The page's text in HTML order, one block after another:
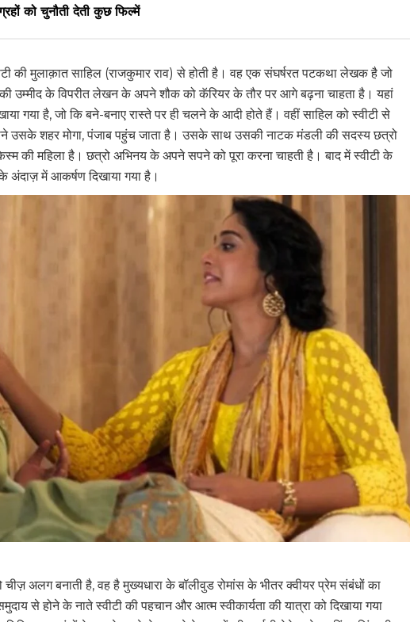
को चुनौती देती कुछ फिल्में
की मुलाक़ात साहिल (राजकुमार राव) से होती है। वह एक संघर्षरत पटकथा लेखक है जो
उम्मीद के विपरीत लेखन के अपने शौक को कॅरियर के तौर पर आगे बढ़ना चाहता है। यहां
गया है, जो कि बने-बनाए रास्ते पर ही चलने के आदी होते हैं। वहीं साहिल को स्वीटी से
उसके शहर मोगा, पंजाब पहुंच जाता है। उसके साथ उसकी नाटक मंडली की सदस्य छत्रो
की महिला है। छत्रो अभिनय के अपने सपने को पूरा करना चाहती है। बाद में स्वीटी के
अंदाज़ में आकर्षण दिखाया गया है।
अलग बनाती है, वह है मुख्यधारा के बॉलीवुड रोमांस के भीतर क्वीयर प्रेम संबंधों का
से होने के नाते स्वीटी की पहचान और आत्म स्वीकार्यता की यात्रा को दिखाया गया